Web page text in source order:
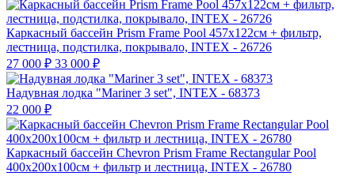
Каркасный бассейн Prism Frame Pool 457х122см + фильтр,
лестница, подстилка, покрывало, INTEX - 26726
27 000 ₽ 33 000 ₽
Надувная лодка "Mariner 3 set", INTEX - 68373
22 000 ₽
Каркасный бассейн Chevron Prism Frame Rectangular Pool
400х200х100см + фильтр и лестница, INTEX - 26780